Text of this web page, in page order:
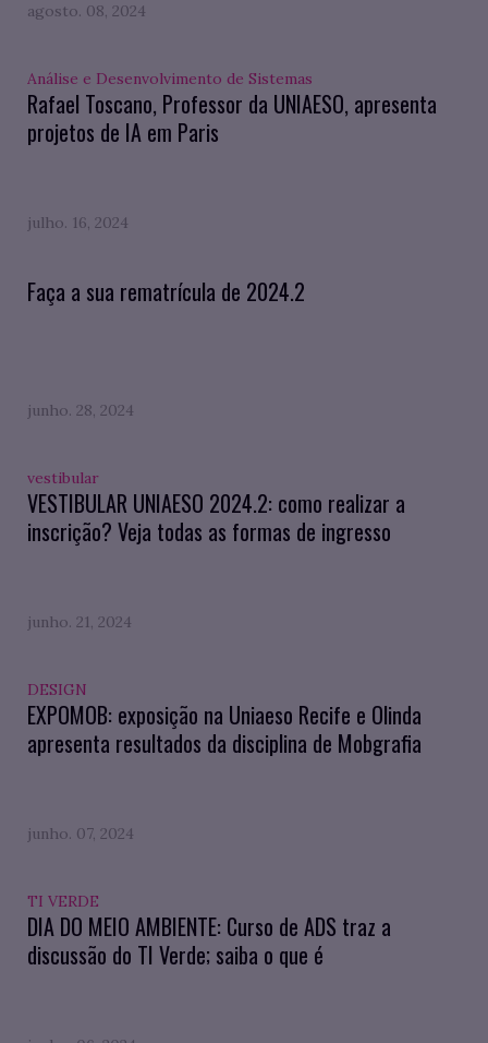
agosto. 08, 2024
Análise e Desenvolvimento de Sistemas
Rafael Toscano, Professor da UNIAESO, apresenta
projetos de IA em Paris
julho. 16, 2024
Faça a sua rematrícula de 2024.2
junho. 28, 2024
vestibular
VESTIBULAR UNIAESO 2024.2: como realizar a
inscrição? Veja todas as formas de ingresso
junho. 21, 2024
DESIGN
EXPOMOB: exposição na Uniaeso Recife e Olinda
apresenta resultados da disciplina de Mobgrafia
junho. 07, 2024
TI VERDE
DIA DO MEIO AMBIENTE: Curso de ADS traz a
discussão do TI Verde; saiba o que é